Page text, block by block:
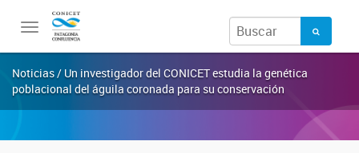
Toggle
navigation
Noticias / Un investigador del CONICET estudia la genética
poblacional del águila coronada para su conservación